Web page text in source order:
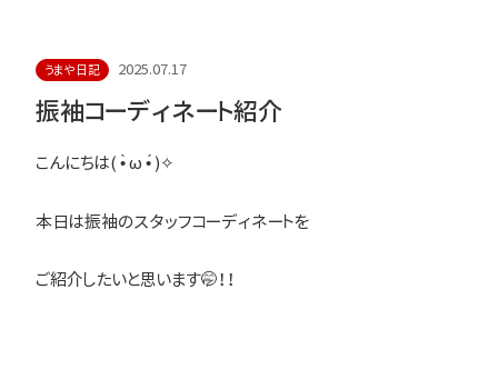
うまや日記 2025.07.17
振袖コーディネート紹介
こんにちは( •̀ ω •́ )✧
本日は振袖のスタッフコーディネートを
ご紹介したいと思います🤭！！